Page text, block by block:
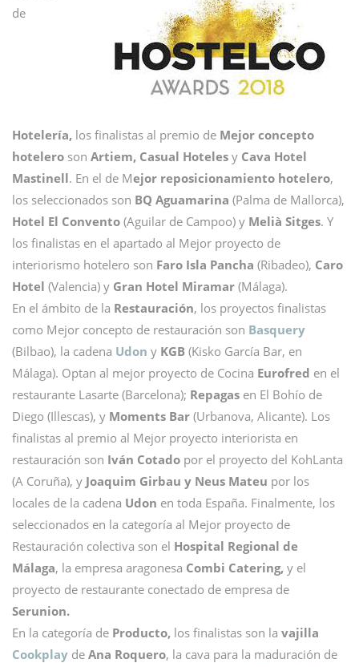
de
Hotelería, los finalistas al premio de Mejor concepto
hotelero son Artiem, Casual Hoteles y Cava Hotel
Mastinell. En el de Mejor reposicionamiento hotelero,
los seleccionados son BQ Aguamarina (Palma de Mallorca),
Hotel El Convento (Aguilar de Campoo) y Melià Sitges. Y
los finalistas en el apartado al Mejor proyecto de
interiorismo hotelero son Faro Isla Pancha (Ribadeo), Caro
Hotel (Valencia) y Gran Hotel Miramar (Málaga).
En el ámbito de la Restauración, los proyectos finalistas
como Mejor concepto de restauración son Basquery
(Bilbao), la cadena Udon y KGB (Kisko García Bar, en
Málaga). Optan al mejor proyecto de Cocina Eurofred en el
restaurante Lasarte (Barcelona); Repagas en El Bohío de
Diego (Illescas), y Moments Bar (Urbanova, Alicante). Los
finalistas al premio al Mejor proyecto interiorista en
restauración son Iván Cotado por el proyecto del KohLanta
(A Coruña), y Joaquim Girbau y Neus Mateu por los
locales de la cadena Udon en toda España. Finalmente, los
seleccionados en la categoría al Mejor proyecto de
Restauración colectiva son el Hospital Regional de
Málaga, la empresa aragonesa Combi Catering, y el
proyecto de restaurante conectado de empresa de
Serunion.
En la categoría de Producto, los finalistas son la vajilla
Cookplay de Ana Roquero, la cava para la maduración de